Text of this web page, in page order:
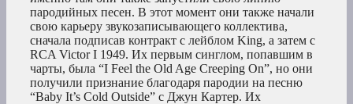
пародийных песен. В этот момент они также начали
свою карьеру звукозаписывающего коллектива,
сначала подписав контракт с лейблом King, а затем с
RCA Victor I 1949. Их первым синглом, попавшим в
чарты, была “I Feel the Old Age Creeping On”, но они
получили признание благодаря пародии на песню
“Baby It’s Cold Outside” с Джун Картер. Их